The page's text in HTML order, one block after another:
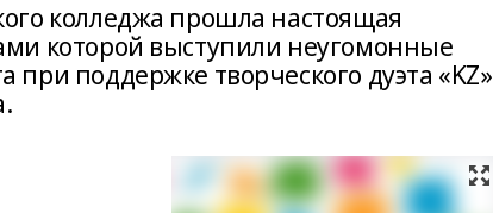
колледжа прошла настоящая
которой выступили неугомонные
поддержке творческого дуэта «KZ»